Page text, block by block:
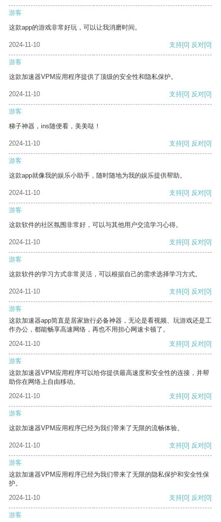
游客
这款app的游戏非常好玩，可以让我消磨时间。
2024-11-10 支持[0] 反对[0]
游客
这款加速器VPM应用程序提供了顶级的安全性和隐私保护。
2024-11-10 支持[0] 反对[0]
游客
梯子神器，ins随便看，美美哒！
2024-11-10 支持[0] 反对[0]
游客
这款app就像我的娱乐小助手，随时随地为我的娱乐提供帮助。
2024-11-10 支持[0] 反对[0]
游客
这款软件的社区氛围非常好，可以与其他用户交流学习心得。
2024-11-10 支持[0] 反对[0]
游客
这款软件的学习方式非常灵活，可以根据自己的需求选择学习方式。
2024-11-10 支持[0] 反对[0]
游客
这款加速器app简直是居家旅行必备神器，无论是看视频、玩游戏还是工
作办公，都能畅享高速网络，再也不用担心网速卡顿了。
2024-11-10
支持[0] 反对[0]
游客
这款加速器VPM应用程序可以给你提供最高速度和安全性的连接，并帮
助你在网络上自由移动。
2024-11-10
支持[0] 反对[0]
游客
这款加速器VPM应用程序已经为我们带来了无限的流畅体验。
2024-11-10 支持[0] 反对[0]
游客
这款加速器VPM应用程序已经为我们带来了无限的隐私保护和安全性保
护。
2024-11-10
支持[0] 反对[0]
游客